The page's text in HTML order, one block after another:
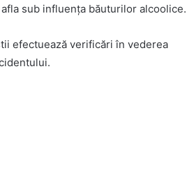
sub influența băuturilor alcoolice.
efectuează verificări în vederea